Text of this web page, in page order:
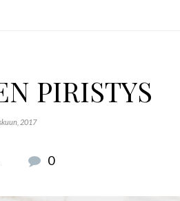
PIRISTYS
2017
0